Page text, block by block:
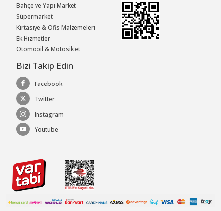
Bahçe ve Yapı Market
Süpermarket
Kırtasiye & Ofis Malzemeleri
Ek Hizmetler
Otomobil & Motosiklet
Bizi Takip Edin
Facebook
Twitter
Instagram
Youtube